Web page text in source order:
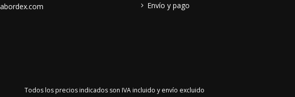
Envío y pago
Todos los precios indicados son IVA incluido y envío excluido